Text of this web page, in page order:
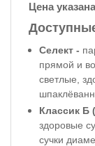
Цена
Селект -
прямой и
светлые,
Классик Б
здоровые
сучки